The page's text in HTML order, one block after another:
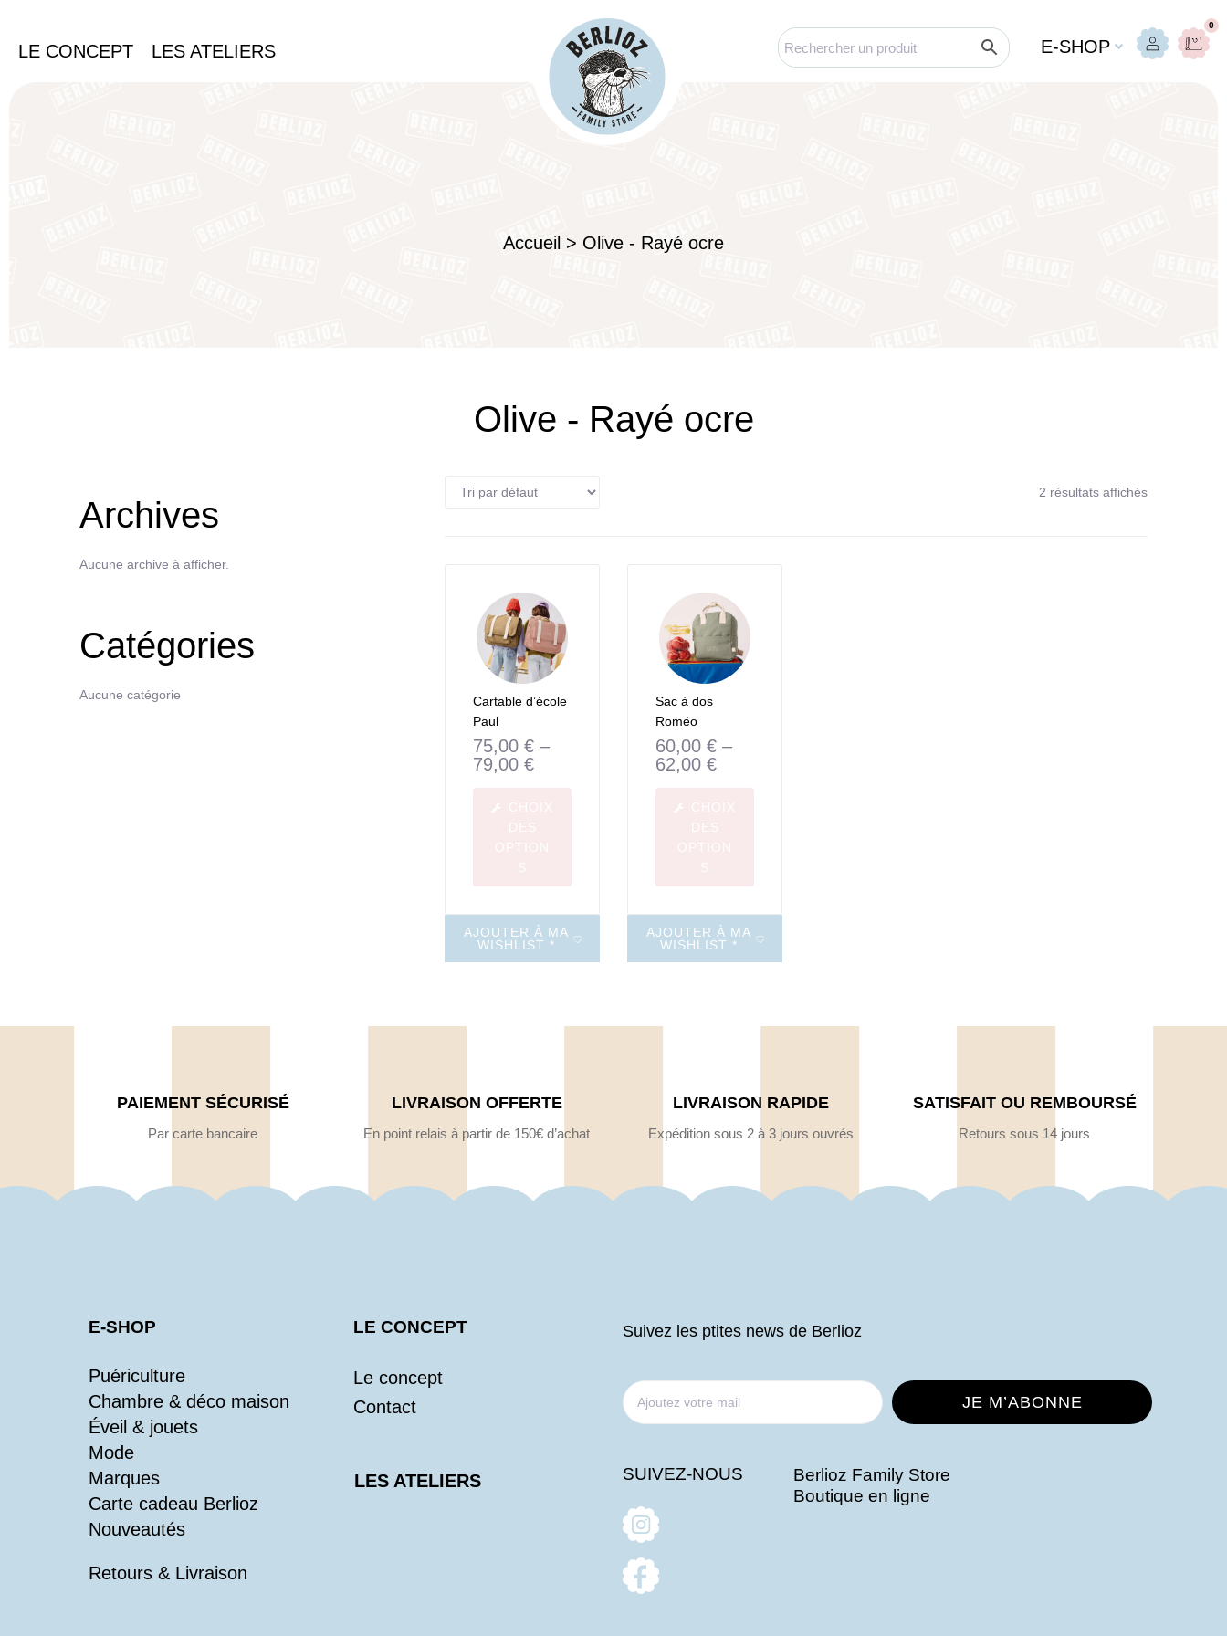
LE CONCEPT LES ATELIERS E-SHOP
0
Accueil > Olive - Rayé ocre
Olive - Rayé ocre
2 résultats affichés
Cartable d’école
Paul
75,00 € –
79,00 €
AJOUTER À MA
WISHLIST *
Sac à dos
Roméo
60,00 € –
62,00 €
AJOUTER À MA
WISHLIST *
Archives
Aucune archive à afficher.
Catégories
Aucune catégorie
PAIEMENT SÉCURISÉ
Par carte bancaire
LIVRAISON OFFERTE
En point relais à partir de 150€ d’achat
LIVRAISON RAPIDE
Expédition sous 2 à 3 jours ouvrés
SATISFAIT OU REMBOURSÉ
Retours sous 14 jours
E-SHOP
Puériculture
Chambre & déco maison
Éveil & jouets
Mode
Marques
Carte cadeau Berlioz
Nouveautés
Retours & Livraison
LE CONCEPT
Le concept
Contact
LES ATELIERS
Suivez les ptites news de Berlioz
SUIVEZ-NOUS
Berlioz Family Store
Boutique en ligne